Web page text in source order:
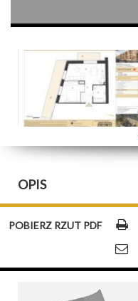
OPIS
POBIERZ RZUT PDF